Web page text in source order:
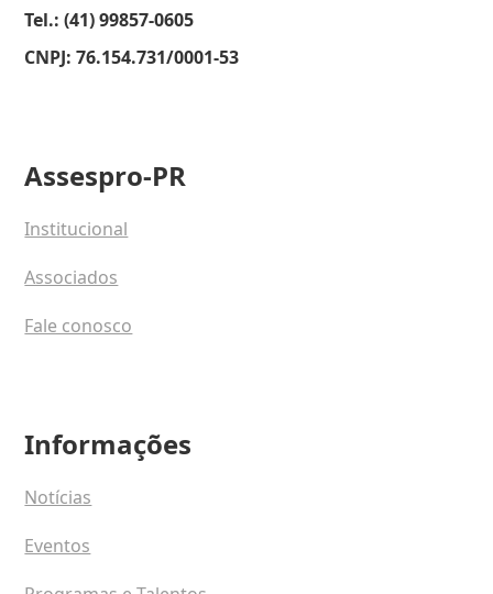
Tel.: (41) 99857-0605
CNPJ: 76.154.731/0001-53
Assespro-PR
Institucional
Associados
Fale conosco
Informações
Notícias
Eventos